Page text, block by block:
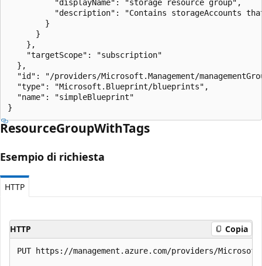
          "displayName": "storage resource group",
"description": "Contains storageAccounts
        }
      }
    },
    "targetScope": "subscription"
  },
"id": "/providers/Microsoft.Management/
  "type": "Microsoft.Blueprint/blueprints",
  "name": "simpleBlueprint"
}
ResourceGroupWithTags
Esempio di richiesta
HTTP
HTTP Copia
PUT https://management.azure.com/providers/